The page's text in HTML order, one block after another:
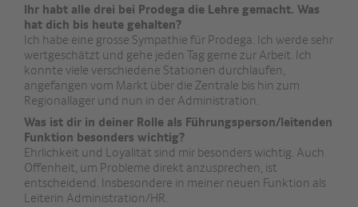
Ihr habt alle drei bei Prodega die Lehre gemacht. Was
hat dich bis heute gehalten?
Ich habe eine grosse Sympathie für Prodega. Ich werde sehr
wertgeschätzt und gehe jeden Tag gerne zur Arbeit. Ich
konnte viele verschiedene Stationen durchlaufen,
angefangen vom Markt über die Zentrale bis hin zum
Regionallager und nun in der Administration.
Was ist dir in deiner Rolle als Führungsperson/leitenden
Funktion besonders wichtig?
Ehrlichkeit und Loyalität sind mir besonders wichtig. Auch
Offenheit, um Probleme direkt anzusprechen, ist
entscheidend. Insbesondere in meiner neuen Funktion als
Leiterin Administration/HR.